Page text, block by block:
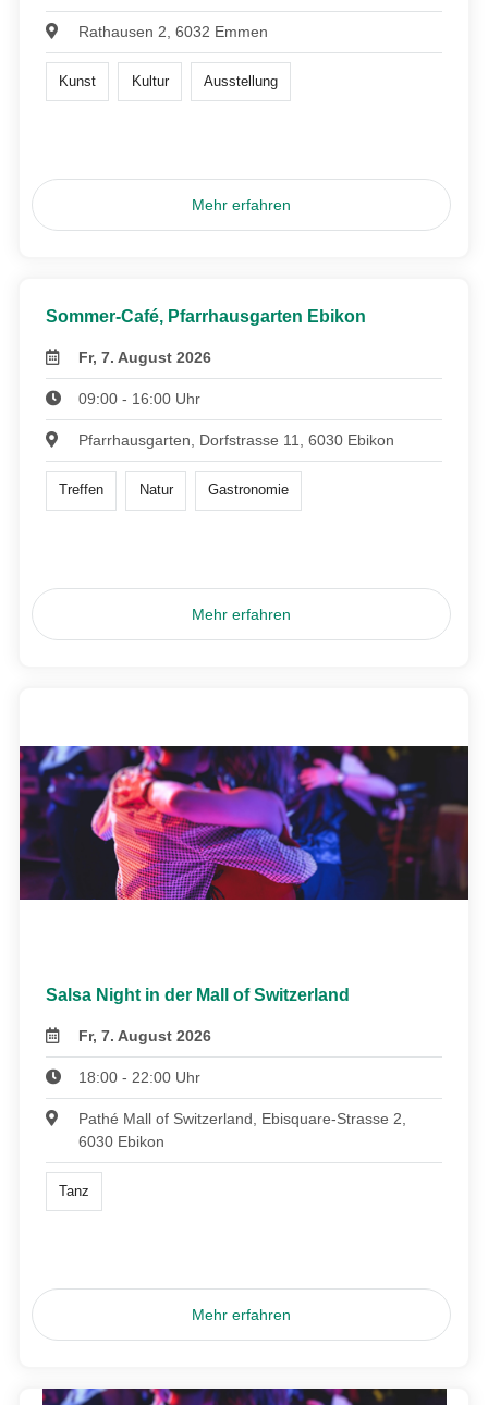
Rathausen 2, 6032 Emmen
Kunst Kultur Ausstellung
Mehr erfahren
Sommer-Café, Pfarrhausgarten Ebikon
Fr, 7. August 2026
09:00 - 16:00 Uhr
Pfarrhausgarten, Dorfstrasse 11, 6030 Ebikon
Treffen Natur Gastronomie
Mehr erfahren
Salsa Night in der Mall of Switzerland
Fr, 7. August 2026
18:00 - 22:00 Uhr
Pathé Mall of Switzerland, Ebisquare-Strasse 2,
6030 Ebikon
Tanz
Mehr erfahren